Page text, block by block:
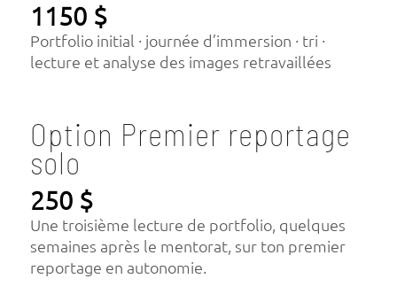
1150 $
Portfolio initial · journée d’immersion · tri ·
lecture et analyse des images retravaillées
Option Premier reportage
solo
250 $
Une troisième lecture de portfolio, quelques
semaines après le mentorat, sur ton premier
reportage en autonomie.